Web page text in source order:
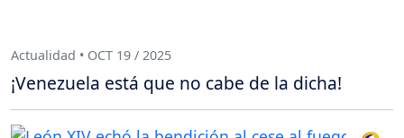
Actualidad • OCT 19 / 2025
¡Venezuela está que no cabe de la dicha!